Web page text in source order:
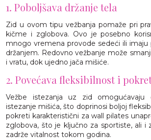
1. Poboljšava držanje tela
Zid u ovom tipu vežbanja pomaže pri
kičme i zglobova. Ovo je posebno
mnogo vremena provode sedeći ili imaju
držanjem. Redovno vežbanje može
i vratu, dok ujedno jača mišiće.
2. Povećava fleksibilnost i
Vežbe istezanja uz zid
istezanje mišića, što doprinosi boljoj
pokreti karakteristični za wall pilates
zglobova, što je ključno za sportiste, ali i
zadrže vitalnost tokom godina.